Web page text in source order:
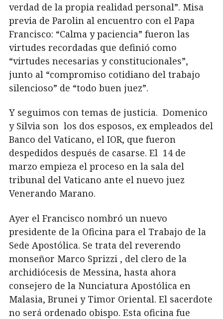
verdad de la propia realidad personal”. Misa
previa de Parolin al encuentro con el Papa
Francisco: “Calma y paciencia” fueron las
virtudes recordadas que definió como
“virtudes necesarias y constitucionales”,
junto al “compromiso cotidiano del trabajo
silencioso” de “todo buen juez”.
Y seguimos con temas de justicia. Domenico
y Silvia son los dos esposos, ex empleados del
Banco del Vaticano, el IOR, que fueron
despedidos después de casarse. El 14 de
marzo empieza el proceso en la sala del
tribunal del Vaticano ante el nuevo juez
Venerando Marano.
Ayer el Francisco nombró un nuevo
presidente de la Oficina para el Trabajo de la
Sede Apostólica. Se trata del reverendo
monseñor Marco Sprizzi , del clero de la
archidiócesis de Messina, hasta ahora
consejero de la Nunciatura Apostólica en
Malasia, Brunei y Timor Oriental. El sacerdote
no será ordenado obispo. Esta oficina fue